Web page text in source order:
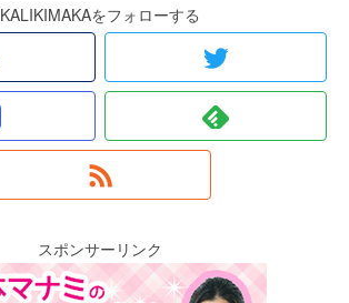
KALIKIMAKAをフォローする
スポンサーリンク